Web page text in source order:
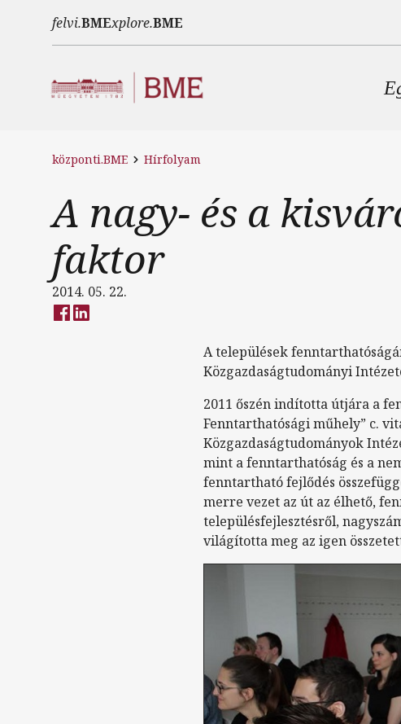
felvi.BMExplore.BME
központi.BME Hírfolyam
A nagy- és a
faktor
2014. 05. 22.
A települések
Közgazdaságtudományi
2011 őszén indította útjára a
Fenntarthatósági műhely” c.
Közgazdaságtudományok
mint a fenntarthatóság és a
fenntartható fejlődés
merre vezet az út az élhető,
településfejlesztésről,
világította meg az igen